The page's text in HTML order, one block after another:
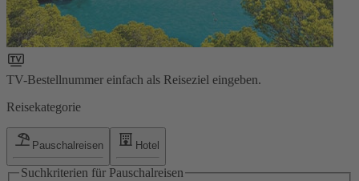
TV-Bestellnummer einfach als Reiseziel eingeben.
Reisekategorie
Pauschalreisen Hotel
Suchkriterien für Pauschalreisen